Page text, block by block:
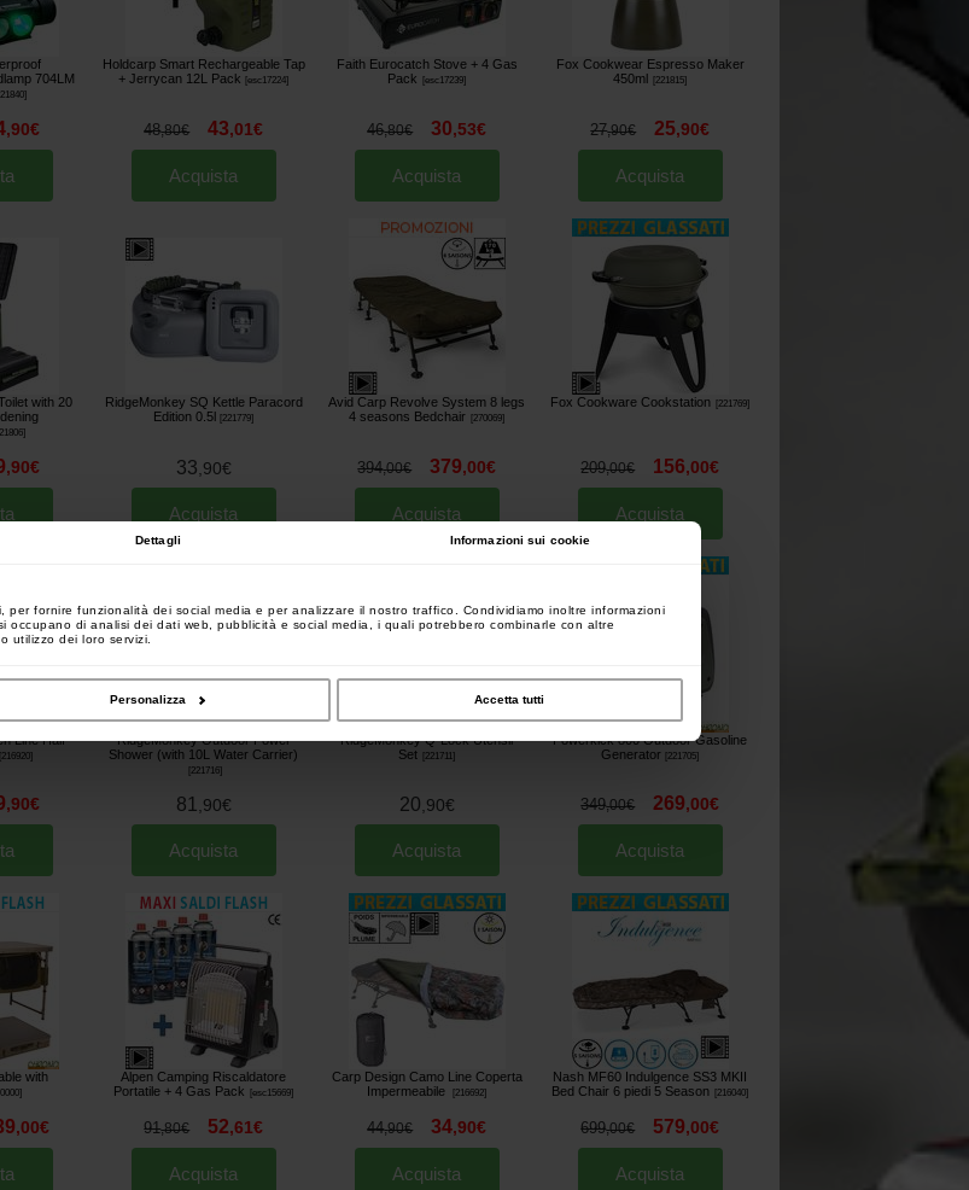
Dettagli Informazioni sui cookie
fornire funzionalità dei social media e per analizzare il nostro traffico. Condividiamo inoltre informazioni
di analisi dei dati web, pubblicità e social media, i quali potrebbero combinarle con altre
utilizzo dei loro servizi.
Personalizza Accetta tutti
704LM
]
,90€
Holdcarp Smart Rechargeable Tap
+ Jerrycan 12L Pack
[esc17224]
48,80€ 43,01€
Acquista
Faith Eurocatch Stove + 4 Gas
Pack
esc17239]
46,80€ 30,53€
Acquista
Fox Cookwear Espresso Maker
450ml
221815]
27,90€ 25,90€
Acquista
with 20
]
,90€
RidgeMonkey SQ Kettle Paracord
Edition 0.5l [221779]
33 90€
Acquista
Avid Carp Revolve System 8 legs
4 seasons Bedchair
270069]
394,00€ 379,00€
Acquista
Fox Cookware Cookstation 221769]
209,00€ 156,00€
Acquista
Line Half
[216920
,90€
RidgeMonkey Outdoor Power
Shower (with 10L Water Carrier)
[221716]
81 90€
Acquista
RidgeMonkey Q-Lock Utensil
Set
221711]
20 90€
Acquista
Powerkick 800 Outdoor Gasoline
Generator
[221705]
349,00€ 269,00€
Acquista
with
]
,00€
Alpen Camping Riscaldatore
Portatile + 4 Gas Pack
esc15669]
91,80€ 52,61€
Acquista
Carp Design Camo Line Coperta
Impermeabile
[216692]
44,90€ 34,90€
Acquista
Nash MF60 Indulgence SS3 MKII
Bed Chair 6 piedi 5 Season
216040]
699,00€ 579,00€
Acquista